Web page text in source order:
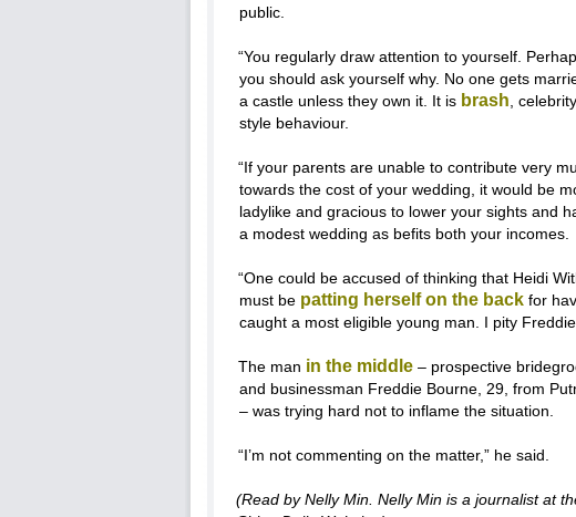
public.
“You regularly draw attention to yourself.
you should ask yourself why. No one gets
a castle unless they own it. It is brash , celebrity
style behaviour.
“If your parents are unable to contribute very
towards the cost of your wedding, it would be
ladylike and gracious to lower your sights and
a modest wedding as befits both your incomes.
“One could be accused of thinking that Heidi
must be patting herself on the back for
caught a most eligible young man. I pity
The man in the middle– prospective
and businessman Freddie Bourne, 29, from
– was trying hard not to inflame the situation.
“I’m not commenting on the matter,” he said.
(Read by Nelly Min. Nelly Min is a journalist at